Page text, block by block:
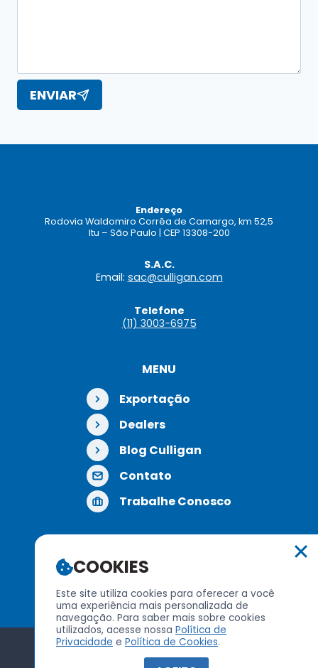
ENVIAR
Endereço
Rodovia Waldomiro Corrêa de Camargo, km 52,5
Itu – São Paulo | CEP 13308-200
S.A.C.
Email: sac@culligan.com
Telefone
(11) 3003-6975
MENU
Exportação
Dealers
Blog Culligan
Contato
Trabalhe Conosco
REDES SOCIAIS
Política de Privacidade|Política de Cookies
COOKIES
Este site utiliza cookies para oferecer a você
uma experiência mais personalizada de
navegação. Para saber mais sobre cookies
utilizados, acesse nossa Política de
Privacidade e Política de Cookies.